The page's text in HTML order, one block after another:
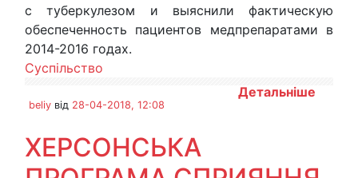
с туберкулезом и выяснили фактическую
обеспеченность пациентов медпрепаратами в
2014-2016 годах.
Суспільство
Детальніше
beliy від 28-04-2018, 12:08
ХЕРСОНСЬКА